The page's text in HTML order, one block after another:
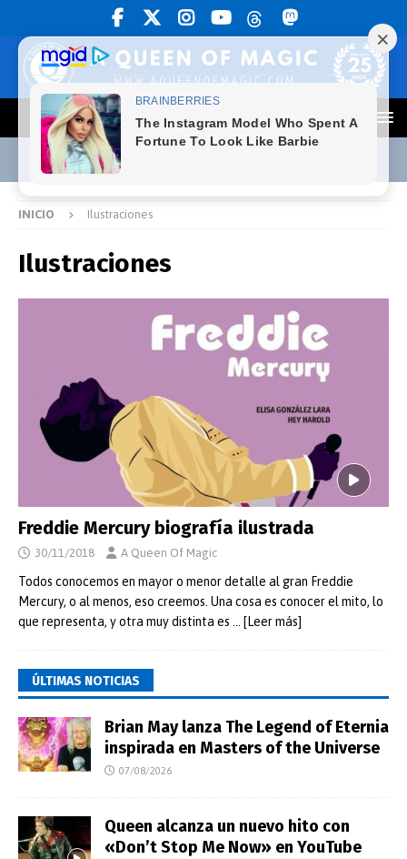
INICIO Ilustraciones
Ilustraciones
Freddie Mercury biografía ilustrada
30/11/2018 A Queen Of Magic
Todos conocemos en mayor o menor detalle al gran Freddie
Mercury, o al menos, eso creemos. Una cosa es conocer el mito, lo
que representa, y otra muy distinta es … [Leer más]
ÚLTIMAS NOTICIAS
Brian May lanza The Legend of Eternia
inspirada en Masters of the Universe
07/08/2026
Queen alcanza un nuevo hito con
«Don’t Stop Me Now» en YouTube